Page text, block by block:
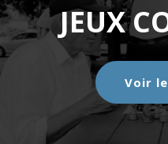
JEUX
Voir